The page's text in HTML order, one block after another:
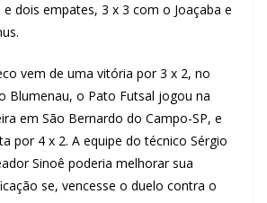
dois empates, 3 x 3 com o Joaçaba e
vem de uma vitória por 3 x 2, no
Blumenau, o Pato Futsal jogou na
em São Bernardo do Campo-SP, e
por 4 x 2. A equipe do técnico Sérgio
Sinoê poderia melhorar sua
se, vencesse o duelo contra o